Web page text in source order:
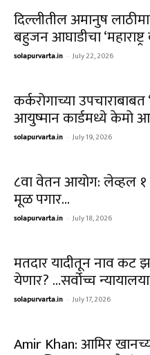
दिल्लीतील अमानुष
बहुजन आघाडीचा ‘महाराष्ट्र
solapurvarta.in - July 22, 2026
कर्करोगाच्या उपचाराबाबत
आयुष्मान कार्डमध्ये केमो
solapurvarta.in - July 19, 2026
८वा वेतन आयोग: लेव्हल १
मूळ पगार...
solapurvarta.in - July 18, 2026
मतदार यादीतून नाव कट
येणार? …सर्वोच्च
solapurvarta.in - July 17, 2026
Amir Khan: आमिर